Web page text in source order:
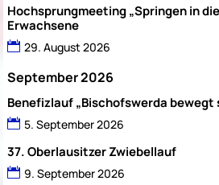
Hochsprungmeeting „Springen in
Erwachsene
29. August 2026
September 2026
Benefizlauf „Bischofswerda bewegt
5. September 2026
37. Oberlausitzer Zwiebellauf
9. September 2026